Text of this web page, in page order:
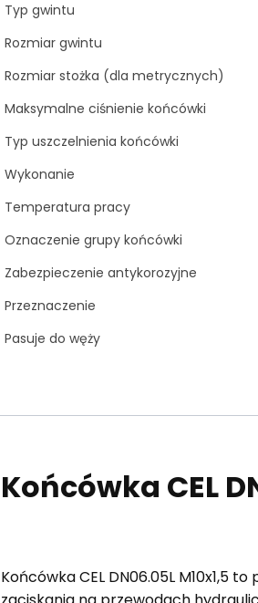
Typ gwintu
Rozmiar gwintu
Rozmiar stożka (dla metrycznych)
Maksymalne ciśnienie końcówki
Typ uszczelnienia końcówki
Wykonanie
Temperatura pracy
Oznaczenie grupy końcówki
Zabezpieczenie antykorozyjne
Przeznaczenie
Pasuje do węży
Końcówka CEL
Końcówka CEL DN06.05L M10x1,5